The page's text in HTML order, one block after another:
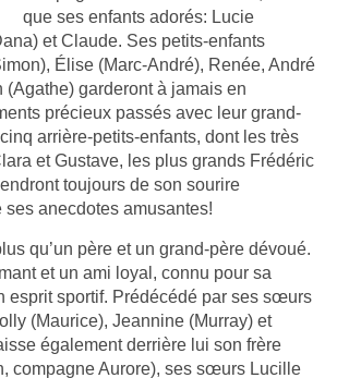
que ses enfants adorés: Lucie
et Claude. Ses petits-enfants
Élise (Marc-André), Renée, André
(Agathe) garderont à jamais en
précieux passés avec leur grand-
arrière-petits-enfants, dont les très
et Gustave, les plus grands Frédéric
toujours de son sourire
ses anecdotes amusantes!
qu’un père et un grand-père dévoué.
et un ami loyal, connu pour sa
esprit sportif. Prédécédé par ses sœurs
(Maurice), Jeannine (Murray) et
également derrière lui son frère
compagne Aurore), ses sœurs Lucille